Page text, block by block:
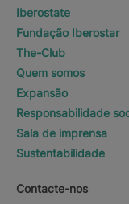
Iberostate
Fundação Iberostar
The-Club
Quem somos
Expansão
Responsabilidade
Sala de imprensa
Sustentabilidade
Contacte-nos